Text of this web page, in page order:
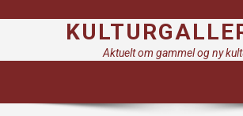
Aktuelt om gammel og ny